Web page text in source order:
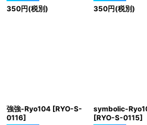
350円(税別) 350円(税別)
強強-Ryo104 [RYO-S-
0116]
symbolic-
[RYO-S-0115]